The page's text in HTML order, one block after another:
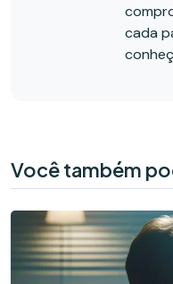
cada
Você também